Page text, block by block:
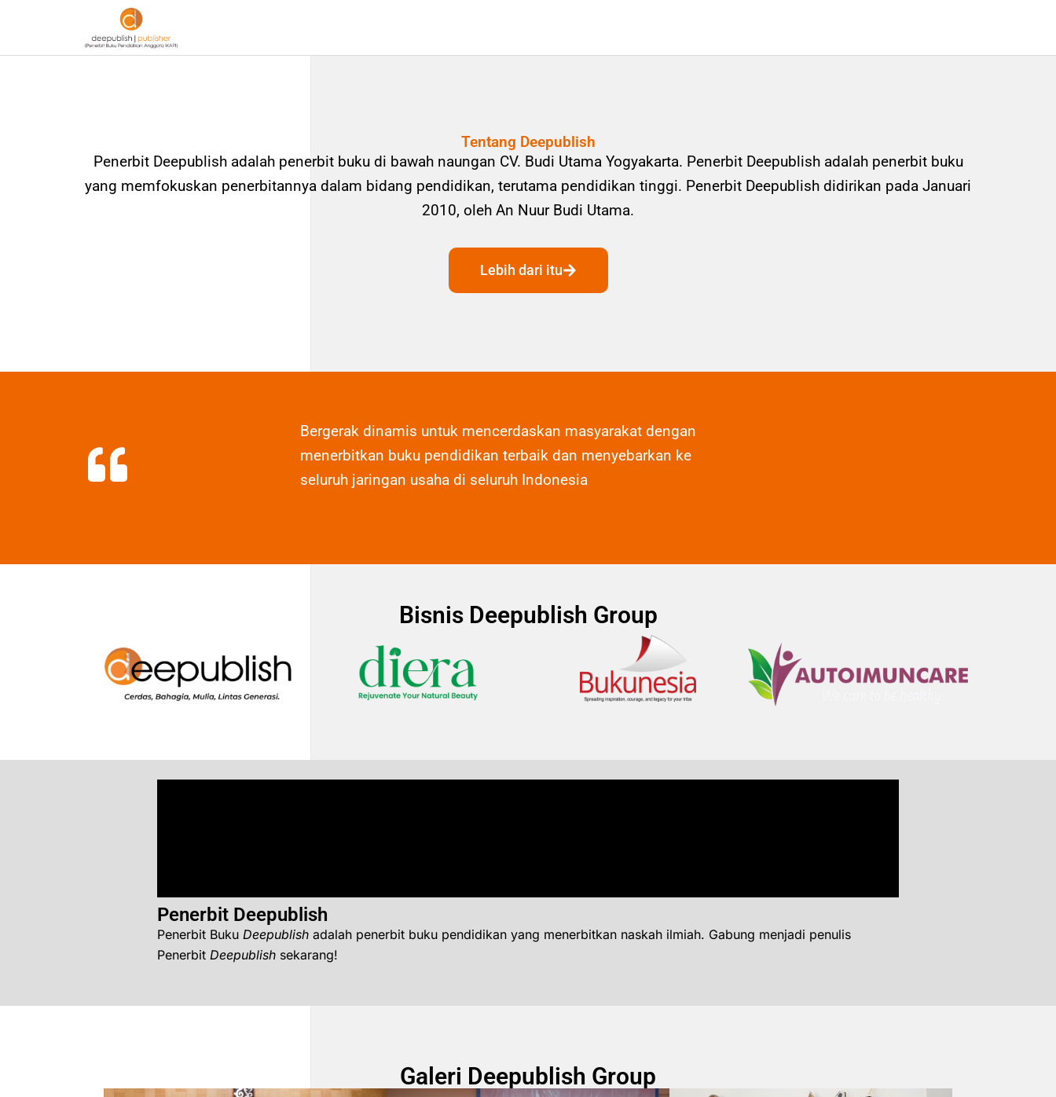
Tentang Deepublish
Penerbit Deepublish adalah penerbit buku di bawah naungan CV. Budi Utama Yogyakarta. Penerbit Deepublish adalah penerbit buku
yang memfokuskan penerbitannya dalam bidang pendidikan, terutama pendidikan tinggi. Penerbit Deepublish didirikan pada Januari
2010, oleh An Nuur Budi Utama.
Lebih dari itu
Bergerak dinamis untuk mencerdaskan masyarakat dengan
menerbitkan buku pendidikan terbaik dan menyebarkan ke
seluruh jaringan usaha di seluruh Indonesia
Bisnis Deepublish Group
Penerbit Deepublish
Penerbit Buku Deepublish adalah penerbit buku pendidikan yang menerbitkan naskah ilmiah. Gabung menjadi penulis
Penerbit Deepublish sekarang!
Galeri Deepublish Group